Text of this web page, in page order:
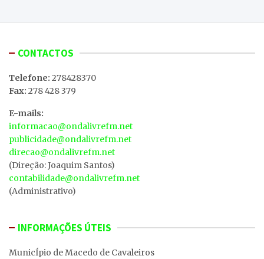
CONTACTOS
Telefone: 278428370
Fax: 278 428 379
E-mails:
informacao@ondalivrefm.net
publicidade@ondalivrefm.net
direcao@ondalivrefm.net
(Direção: Joaquim Santos)
contabilidade@ondalivrefm.net
(Administrativo)
INFORMAÇÕES ÚTEIS
MunicÍpio de Macedo de Cavaleiros